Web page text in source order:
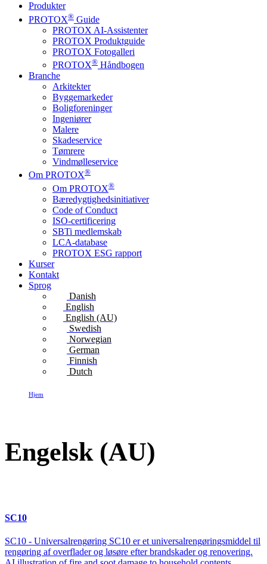
Produkter
PROTOX® Guide
PROTOX AI-Assistenter
PROTOX Produktguide
PROTOX Fotogalleri
PROTOX® Håndbogen
Branche
Arkitekter
Byggemarkeder
Boligforeninger
Ingeniører
Malere
Skadeservice
Tømrere
Vindmølleservice
Om PROTOX®
Om PROTOX®
Bæredygtigheds­initiativer
Code of Conduct
ISO-certificering
SBTi medlemskab
LCA-database
PROTOX ESG rapport
Kurser
Kontakt
Sprog
Danish
English
English (AU)
Swedish
Norwegian
German
Finnish
Dutch
Hjem
Engelsk (AU)
SC10
SC10 - Universalrengøring SC10 er et universalrengøringsmiddel til
rengøring af overflader og løsøre efter brandskader og renovering.